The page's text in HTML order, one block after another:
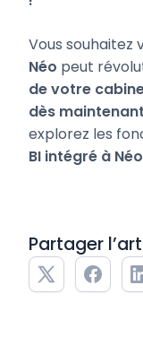
Partager
Vous
Néo peut
de votre
dès
explorez les
BI intégré à Néo